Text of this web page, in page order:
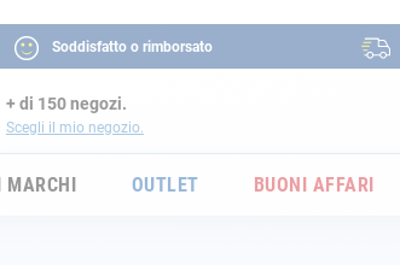
Soddisfatto o rimborsato
+ di 150 negozi.
Scegli il mio negozio.
MARCHI OUTLET BUONI AFFARI